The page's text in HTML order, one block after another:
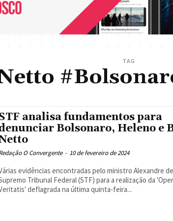
TAG
analisa fundamentos para
Bolsonaro, Heleno e
O Convergente - 10 de fevereiro de 2024
evidências encontradas pelo ministro Alexandre
Tribunal Federal (STF) para a realização da
deflagrada na última quinta-feira...